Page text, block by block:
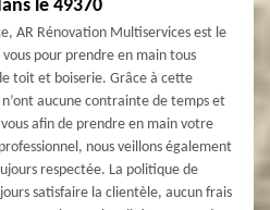
le 49370
AR Rénovation Multiservices est le
pour prendre en main tous
toit et boiserie. Grâce à cette
aucune contrainte de temps et
afin de prendre en main votre
nous veillons également
respectée. La politique de
satisfaire la clientèle, aucun frais